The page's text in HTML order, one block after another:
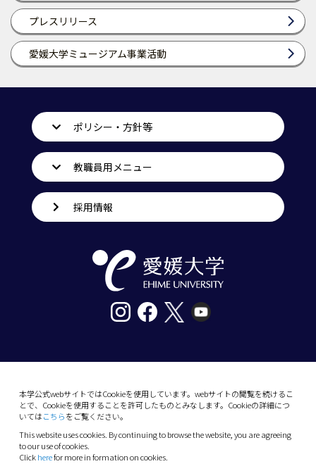
プレスリリース
愛媛大学ミュージアム事業活動
本学公式webサイトではCookieを使用しています。webサイトの閲覧を続けるこ
とで、Cookieを使用することを許可したものとみなします。Cookieの詳細につ
いてはこちらをご覧ください。
This website uses cookies. By continuing to browse the website, you are agreeing
to our use of cookies.
Clickherefor more in formation on cookies.
ポリシー・方針等
教職員用メニュー
採用情報
10-13 Dogo-Himata, Matsuyama, Ehime 790-
Phone: +81 89-927-9000